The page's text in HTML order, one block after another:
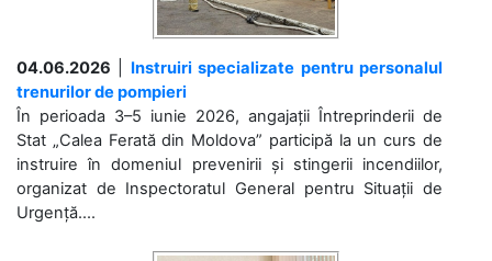
04.06.2026
Instruiri specializate pentru personalul
trenurilor de pompieri
În perioada 3–5 iunie 2026, angajații Întreprinderii de
Stat „Calea Ferată din Moldova” participă la un curs de
instruire în domeniul prevenirii și stingerii incendiilor,
organizat de Inspectoratul General pentru Situații de
Urgență....